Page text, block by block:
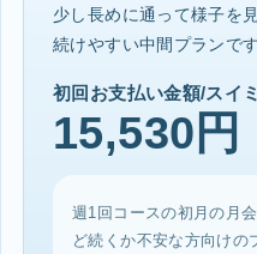
少し長めに通って様子を
続けやすい中間プランです
初回お支払い金額/スイ
15,530円
週1回コースの初月の月
ど続くか不安な方向けの